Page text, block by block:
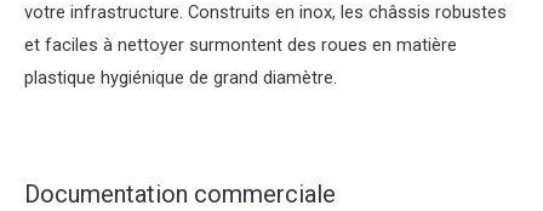
votre infrastructure. Construits en inox, les châssis robustes
et faciles à nettoyer surmontent des roues en matière
plastique hygiénique de grand diamètre.
Documentation commerciale